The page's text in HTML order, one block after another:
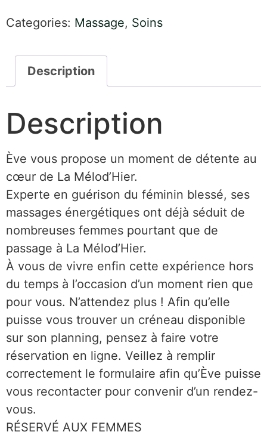
Categories: Massage, Soins
Description
Description
Ève vous propose un moment de détente au
cœur de La Mélod’Hier.
Experte en guérison du féminin blessé, ses
massages énergétiques ont déjà séduit de
nombreuses femmes pourtant que de
passage à La Mélod’Hier.
À vous de vivre enfin cette expérience hors
du temps à l’occasion d’un moment rien que
pour vous. N’attendez plus ! Afin qu’elle
puisse vous trouver un créneau disponible
sur son planning, pensez à faire votre
réservation en ligne. Veillez à remplir
correctement le formulaire afin qu’Ève puisse
vous recontacter pour convenir d’un rendez-
vous.
RÉSERVÉ AUX FEMMES